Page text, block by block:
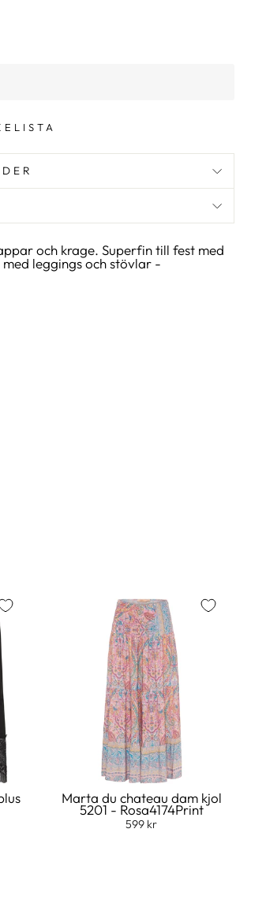
och krage. Superfin till fest med
leggings och stövlar -
Marta du chateau dam kjol
5201 - Rosa4174Print
599 kr